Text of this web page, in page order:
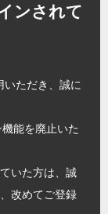
ンされて
いただき、誠に
能を廃止いた
いた方は、誠
改めてご登録